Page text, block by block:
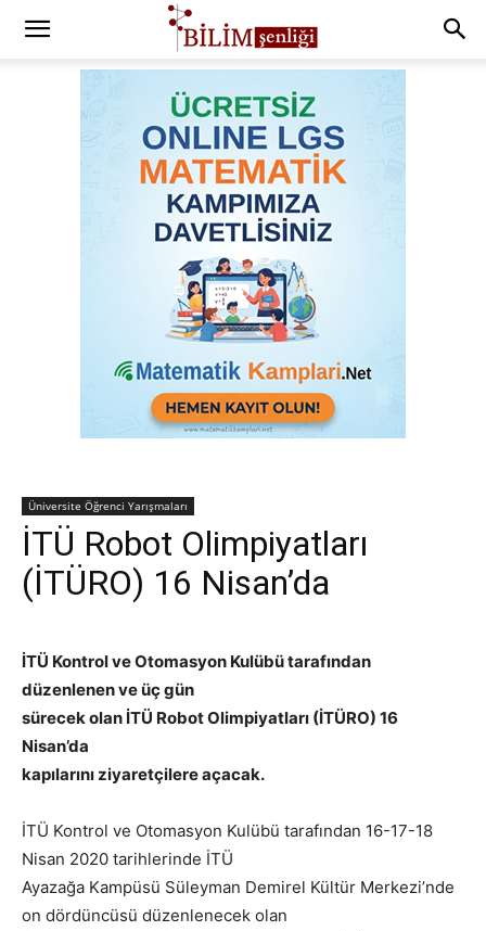
Üniversite Öğrenci Yarışmaları
İTÜ Robot Olimpiyatları
(İTÜRO) 16 Nisan’da
İTÜ Kontrol ve Otomasyon Kulübü tarafından
düzenlenen ve üç gün
sürecek olan İTÜ Robot Olimpiyatları (İTÜRO) 16
Nisan’da
kapılarını ziyaretçilere açacak.
İTÜ Kontrol ve Otomasyon Kulübü tarafından 16-17-18
Nisan 2020 tarihlerinde İTÜ
Ayazağa Kampüsü Süleyman Demirel Kültür Merkezi’nde
on dördüncüsü düzenlenecek olan